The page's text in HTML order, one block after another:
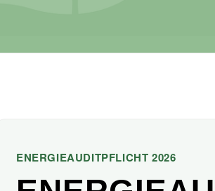
ENERGIEAUDITPFLICHT 2026